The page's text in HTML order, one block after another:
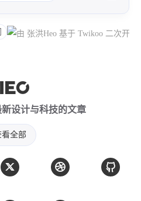
设计与科技的文章
看全部